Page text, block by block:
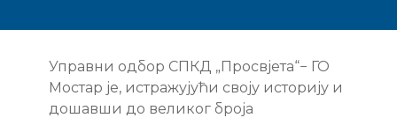
Управни одбор СПКД „Просвјета“− ГО
Мостар је, истражујући своју историју и
дошавши до великог броја